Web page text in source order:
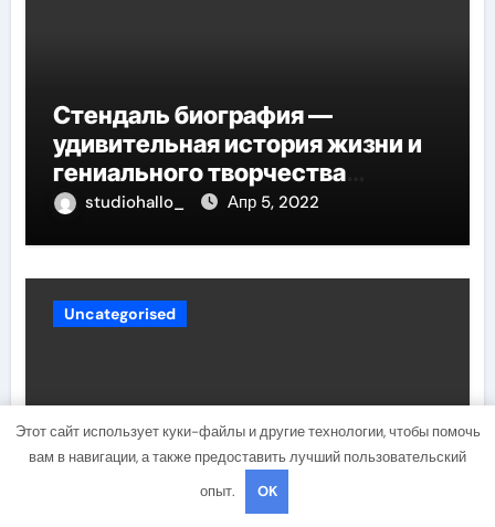
Стендаль биография —
удивительная история жизни и
гениального творчества
великого писателя
studiohallo_ Апр 5, 2022
Uncategorised
Этот сайт использует куки-файлы и другие технологии, чтобы помочь
вам в навигации, а также предоставить лучший пользовательский
опыт.
OK